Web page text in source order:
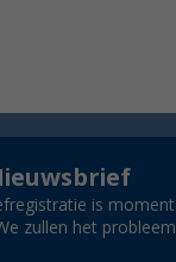
is
zullen het